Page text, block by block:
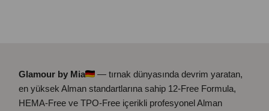
Glamour by Mia
— tırnak dünyasında devrim yaratan,
en yüksek Alman standartlarına sahip 12-Free Formula,
HEMA-Free ve TPO-Free içerikli profesyonel Alman